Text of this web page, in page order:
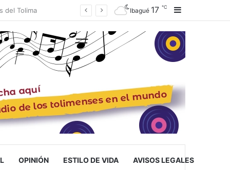
Ibagué 17 ℃
OPINIÓN ESTILO DE VIDA AVISOS LEGALES